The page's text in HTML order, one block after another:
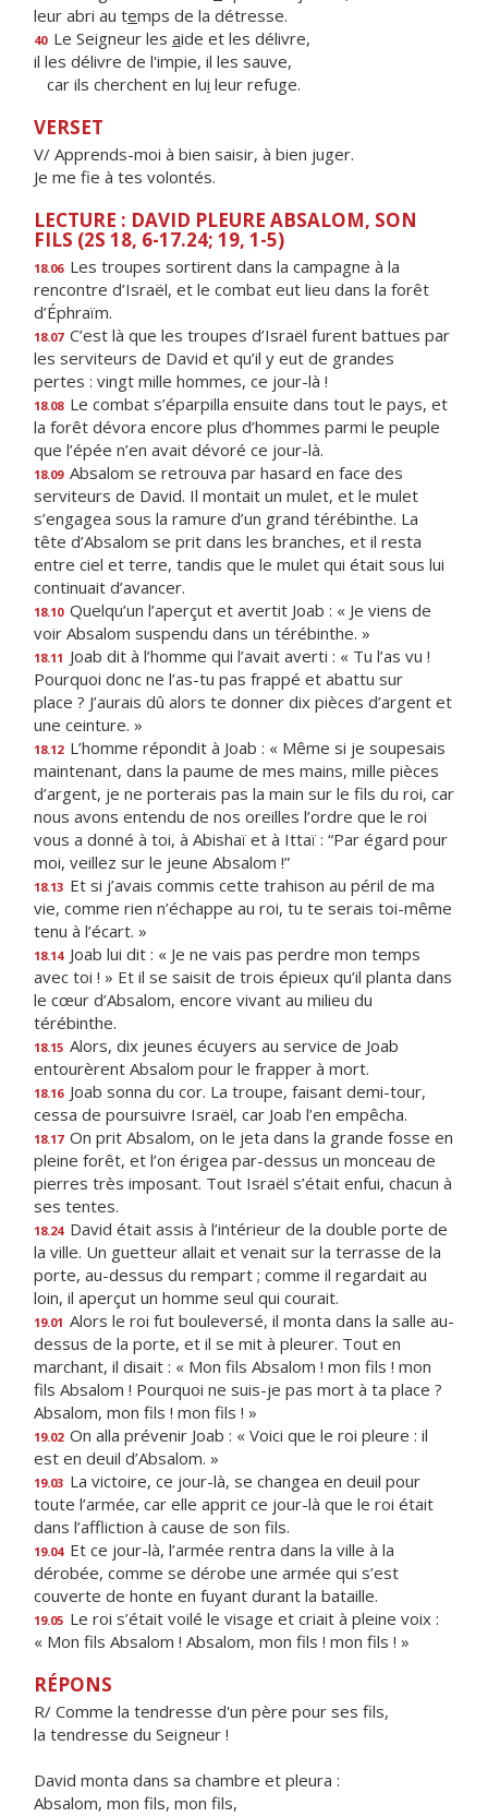
leur abri au temps de la détresse.
40 Le Seigneur les aide et les délivre,
il les délivre de l'impie, il les sauve,
car ils cherchent en lui leur refuge.
VERSET
V/ Apprends-moi à bien saisir, à bien juger.
Je me fie à tes volontés.
LECTURE : DAVID PLEURE ABSALOM, SON
FILS (2S 18, 6-17.24; 19, 1-5)
18.06 Les troupes sortirent dans la campagne à la
rencontre d’Israël, et le combat eut lieu dans la forêt
d’Éphraïm.
18.07 C’est là que les troupes d’Israël furent battues par
les serviteurs de David et qu’il y eut de grandes
pertes : vingt mille hommes, ce jour-là !
18.08 Le combat s’éparpilla ensuite dans tout le pays, et
la forêt dévora encore plus d’hommes parmi le peuple
que l’épée n’en avait dévoré ce jour-là.
18.09 Absalom se retrouva par hasard en face des
serviteurs de David. Il montait un mulet, et le mulet
s’engagea sous la ramure d’un grand térébinthe. La
tête d’Absalom se prit dans les branches, et il resta
entre ciel et terre, tandis que le mulet qui était sous lui
continuait d’avancer.
18.10 Quelqu’un l’aperçut et avertit Joab : « Je viens de
voir Absalom suspendu dans un térébinthe. »
18.11 Joab dit à l’homme qui l’avait averti : « Tu l’as vu !
Pourquoi donc ne l’as-tu pas frappé et abattu sur
place ? J’aurais dû alors te donner dix pièces d’argent et
une ceinture. »
18.12 L’homme répondit à Joab : « Même si je soupesais
maintenant, dans la paume de mes mains, mille pièces
d’argent, je ne porterais pas la main sur le fils du roi, car
nous avons entendu de nos oreilles l’ordre que le roi
vous a donné à toi, à Abishaï et à Ittaï : “Par égard pour
moi, veillez sur le jeune Absalom !”
18.13 Et si j’avais commis cette trahison au péril de ma
vie, comme rien n’échappe au roi, tu te serais toi-même
tenu à l’écart. »
18.14 Joab lui dit : « Je ne vais pas perdre mon temps
avec toi ! » Et il se saisit de trois épieux qu’il planta dans
le cœur d’Absalom, encore vivant au milieu du
térébinthe.
18.15 Alors, dix jeunes écuyers au service de Joab
entourèrent Absalom pour le frapper à mort.
18.16 Joab sonna du cor. La troupe, faisant demi-tour,
cessa de poursuivre Israël, car Joab l’en empêcha.
18.17 On prit Absalom, on le jeta dans la grande fosse en
pleine forêt, et l’on érigea par-dessus un monceau de
pierres très imposant. Tout Israël s’était enfui, chacun à
ses tentes.
18.24 David était assis à l’intérieur de la double porte de
la ville. Un guetteur allait et venait sur la terrasse de la
porte, au-dessus du rempart ; comme il regardait au
loin, il aperçut un homme seul qui courait.
19.01 Alors le roi fut bouleversé, il monta dans la salle au-
dessus de la porte, et il se mit à pleurer. Tout en
marchant, il disait : « Mon fils Absalom ! mon fils ! mon
fils Absalom ! Pourquoi ne suis-je pas mort à ta place ?
Absalom, mon fils ! mon fils ! »
19.02 On alla prévenir Joab : « Voici que le roi pleure : il
est en deuil d’Absalom. »
19.03 La victoire, ce jour-là, se changea en deuil pour
toute l’armée, car elle apprit ce jour-là que le roi était
dans l’affliction à cause de son fils.
19.04 Et ce jour-là, l’armée rentra dans la ville à la
dérobée, comme se dérobe une armée qui s’est
couverte de honte en fuyant durant la bataille.
19.05 Le roi s’était voilé le visage et criait à pleine voix :
« Mon fils Absalom ! Absalom, mon fils ! mon fils ! »
RÉPONS
R/ Comme la tendresse d'un père pour ses fils,
la tendresse du Seigneur !
David monta dans sa chambre et pleura :
Absalom, mon fils, mon fils,